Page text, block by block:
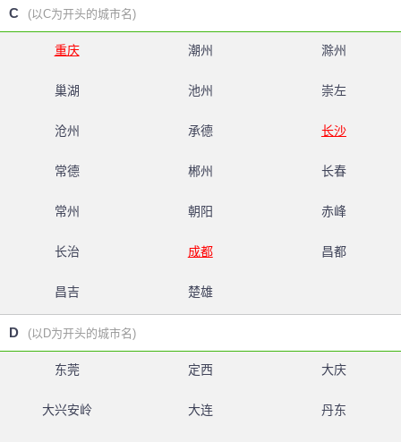
C (以C为开头的城市名)
重庆 潮州 滁州
巢湖 池州 崇左
沧州 承德 长沙
常德 郴州 长春
常州 朝阳 赤峰
长治 成都 昌都
昌吉 楚雄
D (以D为开头的城市名)
东莞 定西 大庆
大兴安岭 大连 丹东